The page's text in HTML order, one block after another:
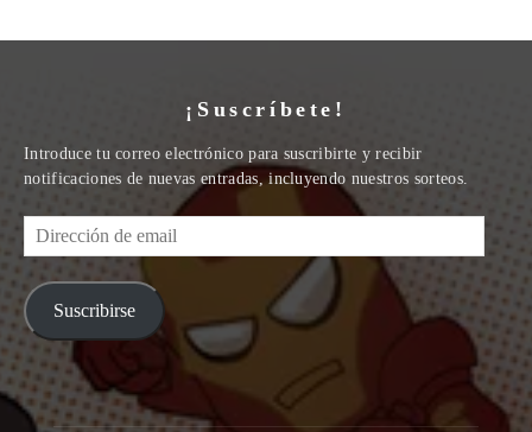
¡Suscríbete!
Introduce tu correo electrónico para suscribirte y recibir
notificaciones de nuevas entradas, incluyendo nuestros sorteos.
Dirección
de
email
Suscribirse